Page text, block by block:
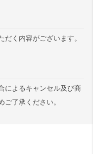
く内容がございます。
によるキャンセル及び商
了承ください。